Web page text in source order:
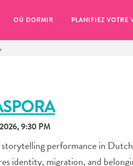
OÙ DORMIR PLANIFIEZ VOTRE
9:30 PM
performance in
identity, migration, and